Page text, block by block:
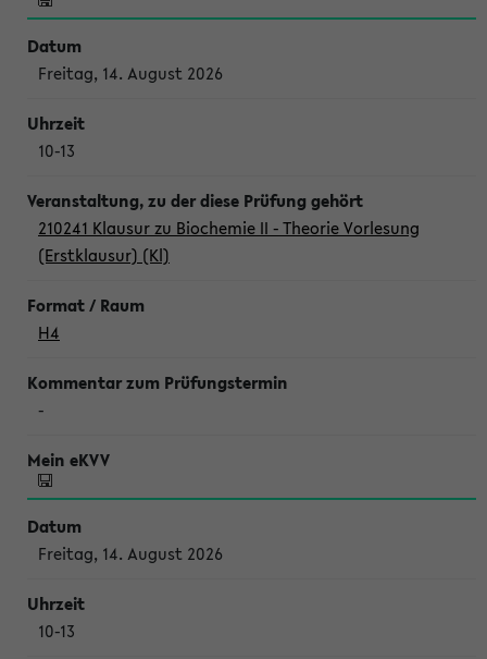
Freitag, 14. August 2026
10-13
210241 Klausur zu Biochemie II - Theorie Vorlesung
(Erstklausur) (Kl)
H4
-
Freitag, 14. August 2026
10-13